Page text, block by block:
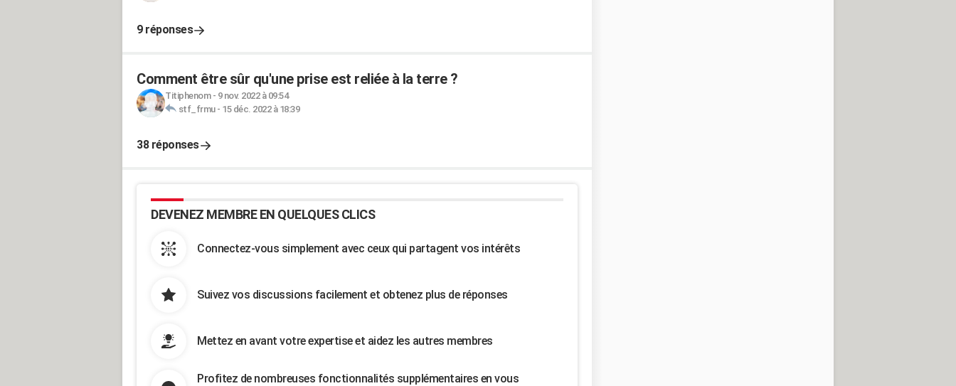
9 réponses
Comment être sûr qu'une prise est reliée à la terre ?
Titiphenom- 9 nov. 2022 à 09:54
stf_frmu- 15 déc. 2022 à 18:39
38 réponses
DEVENEZ MEMBRE EN QUELQUES CLICS
Connectez-vous simplement avec ceux qui partagent vos intérêts
Suivez vos discussions facilement et obtenez plus de réponses
Mettez en avant votre expertise et aidez les autres membres
Profitez de nombreuses fonctionnalités supplémentaires en vous